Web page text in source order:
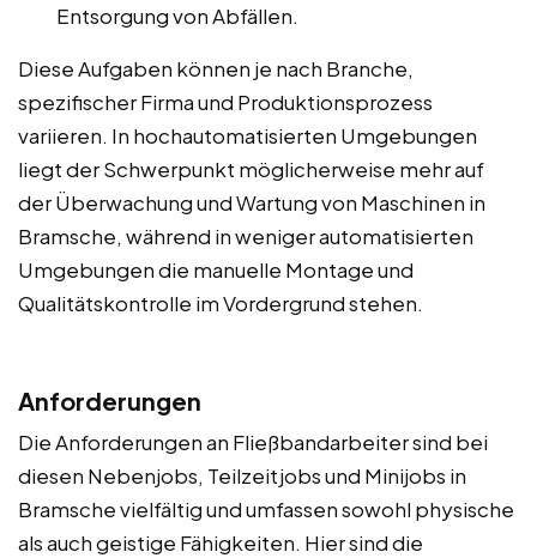
Entsorgung von Abfällen.
Diese Aufgaben können je nach Branche,
spezifischer Firma und Produktionsprozess
variieren. In hochautomatisierten Umgebungen
liegt der Schwerpunkt möglicherweise mehr auf
der Überwachung und Wartung von Maschinen in
Bramsche, während in weniger automatisierten
Umgebungen die manuelle Montage und
Qualitätskontrolle im Vordergrund stehen.
Anforderungen
Die Anforderungen an Fließbandarbeiter sind bei
diesen Nebenjobs, Teilzeitjobs und Minijobs in
Bramsche vielfältig und umfassen sowohl physische
als auch geistige Fähigkeiten. Hier sind die